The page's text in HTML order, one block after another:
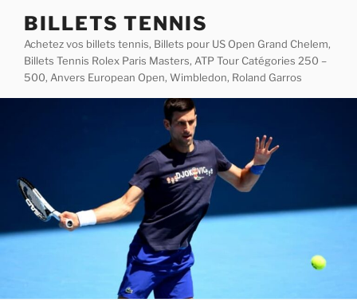
content
BILLETS TENNIS
Achetez vos billets tennis, Billets pour US Open Grand Chelem,
Billets Tennis Rolex Paris Masters, ATP Tour Catégories 250 –
500, Anvers European Open, Wimbledon, Roland Garros